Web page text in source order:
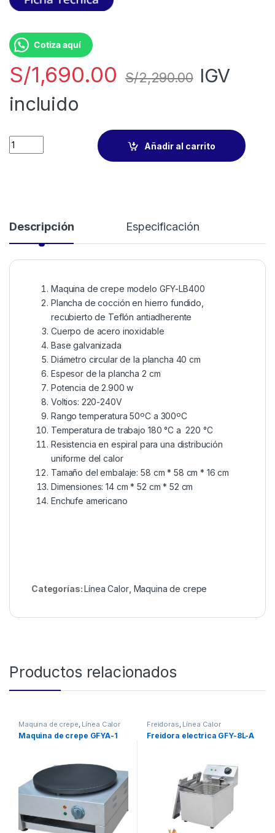
Cotiza aquí
S/1,690.00 S/2,290.00 IGV
incluido
Añadir al carrito
Descripción Especificación
Maquina de crepe modelo GFY-LB400
Plancha de cocción en hierro fundido,
recubierto de Teflón antiadherente
Cuerpo de acero inoxidable
Base galvanizada
Diámetro circular de la plancha 40 cm
Espesor de la plancha 2 cm
Potencia de 2.900 w
Voltios: 220-240V
Rango temperatura 50ºC a 300ºC
Temperatura de trabajo 180 °C a 220 °C
Resistencia en espiral para una distribución
uniforme del calor
Tamaño del embalaje: 58 cm * 58 cm * 16 cm
Dimensiones: 14 cm * 52 cm * 52 cm
Enchufe americano
Categorías:Línea Calor, Maquina de crepe
Productos relacionados
Maquina de crepe, Línea Calor
Maquina de crepe GFYA-1
Freidoras, Línea Calor
Freidora electrica GFY-8L-A